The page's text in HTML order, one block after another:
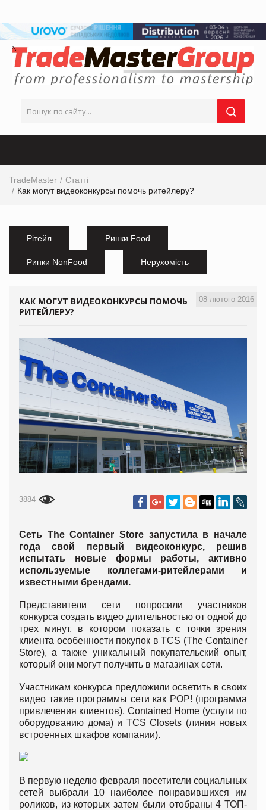
TradeMaster
Статті
Как могут видеоконкурсы помочь ритейлеру?
Рітейл Ринки Food
Ринки NonFood Нерухомість
08 лютого 2016
КАК МОГУТ ВИДЕОКОНКУРСЫ ПОМОЧЬ
РИТЕЙЛЕРУ?
3884
Сеть The Container Store запустила в начале
года свой первый видеоконкурс, решив
испытать новые формы работы, активно
используемые коллегами-ритейлерами и
известными брендами.
Представители сети попросили участников
конкурса создать видео длительностью от одной до
трех минут, в котором показать с точки зрения
клиента особенности покупок в TCS (The Container
Store), а также уникальный покупательский опыт,
который они могут получить в магазинах сети.
Участникам конкурса предложили осветить в своих
видео такие программы сети как POP! (программа
привлечения клиентов), Contained Home (услуги по
оборудованию дома) и TCS Closets (линия новых
встроенных шкафов компании).
В первую неделю февраля посетители социальных
сетей выбрали 10 наиболее понравившихся им
роликов, из которых затем были отобраны 4 ТОП-